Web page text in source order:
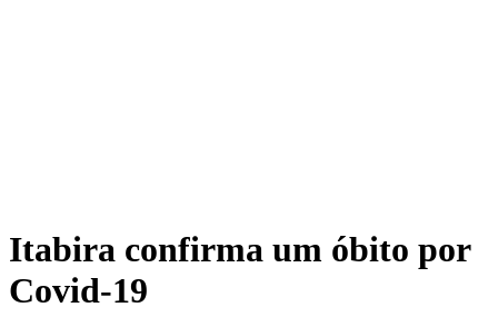
Itabira confirma um óbito por
Covid-19